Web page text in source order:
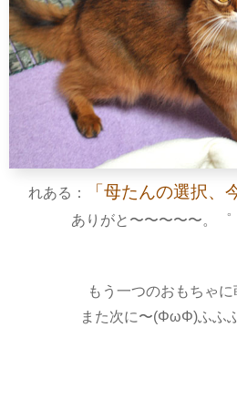
れある： 「母たんの選択、
ありがと〜〜〜〜〜。゜
もう一つのおもちゃ
また次に〜(ΦωΦ)ふふ